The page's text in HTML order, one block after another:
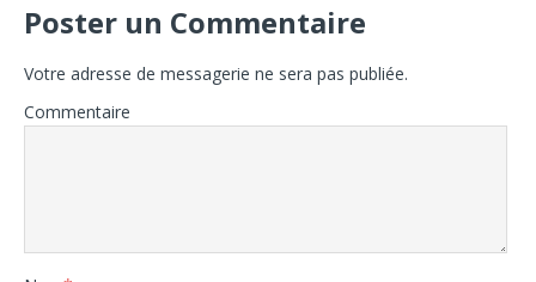
Poster un Commentaire
Votre adresse de messagerie ne sera pas publiée.
Commentaire